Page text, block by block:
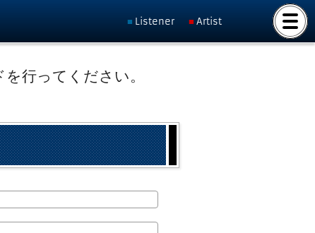
Listener Artist
行ってください。